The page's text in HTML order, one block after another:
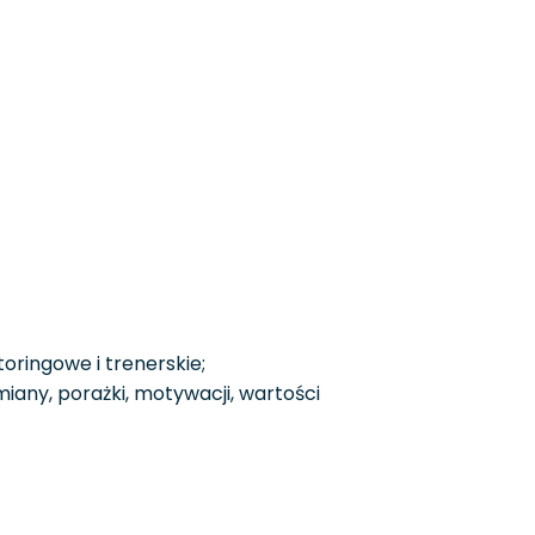
i trenerskie;
porażki, motywacji, wartości